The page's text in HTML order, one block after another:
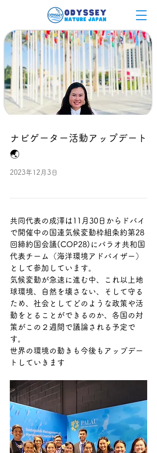
ナビゲーター活動アップデート
🌏
2023年12月3日
共同代表の成澤は11月30日からドバイ
で開催中の国連気候変動枠組条約第28
回締約国会議(COP28)にパラオ共和国
代表チーム（海洋環境アドバイザー）
として参加しています。
気候変動が急速に進む中、これ以上地
球環境、自然を壊さない、そして守る
ため、社会としてどのような政策や活
動をとることができるのか、各国の対
策がこの２週間で議論される予定で
す。
世界の環境の動きも今後もアップデー
トしていきます